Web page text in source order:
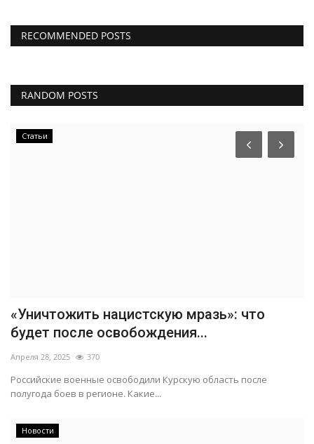
RECOMMENDED POSTS
RANDOM POSTS
Статьи
«Уничтожить нацистскую мразь»: что
будет после освобождения...
Апреля 28, 2025 370
Российские военные освободили Курскую область после
полугода боев в регионе. Какие...
Новости